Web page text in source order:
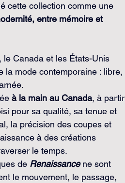
cette collection comme une
entre mémoire et
le Canada et les États-Unis
la mode contemporaine : libre,
à la main au Canada, à partir
pour sa qualité, sa tenue et
la précision des coupes et
à des créations
le temps.
de Renaissance ne sont
le mouvement, le passage,